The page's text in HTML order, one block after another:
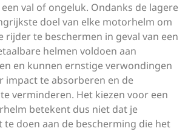
val of ongeluk. Ondanks de lagere
doel van elke motorhelm om
rijder te beschermen in geval van een
helmen voldoen aan
en kunnen ernstige verwondingen
impact te absorberen en de
verminderen. Het kiezen voor een
betekent dus niet dat je
te doen aan de bescherming die het